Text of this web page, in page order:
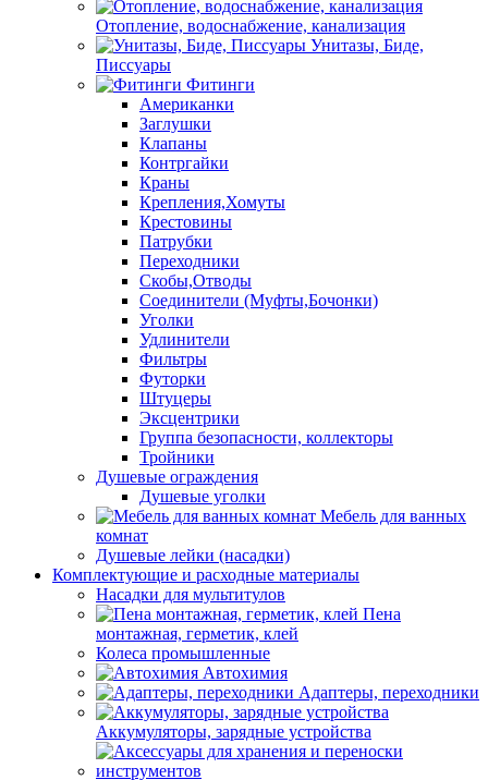
Отопление, водоснабжение, канализация
Унитазы, Биде,
Писсуары
Фитинги
Американки
Заглушки
Клапаны
Контргайки
Краны
Крепления,Хомуты
Крестовины
Патрубки
Переходники
Скобы,Отводы
Соединители (Муфты,Бочонки)
Уголки
Удлинители
Фильтры
Футорки
Штуцеры
Эксцентрики
Группа безопасности, коллекторы
Тройники
Душевые ограждения
Душевые уголки
Мебель для ванных
комнат
Душевые лейки (насадки)
Комплектующие и расходные материалы
Насадки для мультитулов
Пена
монтажная, герметик, клей
Колеса промышленные
Автохимия
Адаптеры, переходники
Аккумуляторы, зарядные устройства